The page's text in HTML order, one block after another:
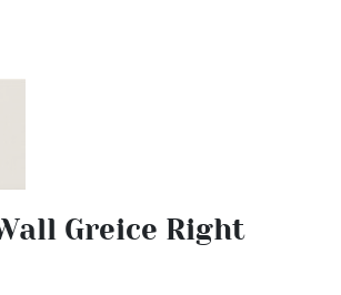
Greice Right